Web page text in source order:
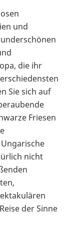
und
die ihr
Sie sich auf
Friesen
nicht
der Sinne